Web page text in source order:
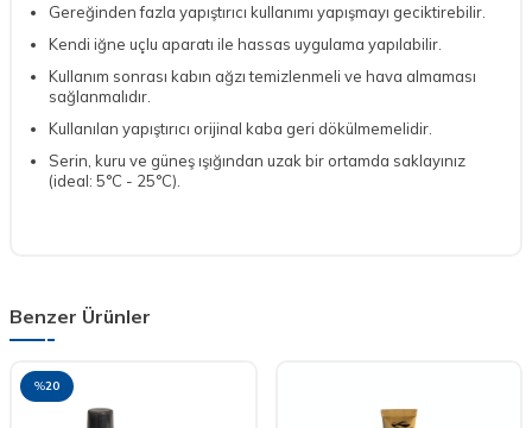
Gereğinden fazla yapıştırıcı kullanımı yapışmayı geciktirebilir.
Kendi iğne uçlu aparatı ile hassas uygulama yapılabilir.
Kullanım sonrası kabın ağzı temizlenmeli ve hava almaması
sağlanmalıdır.
Kullanılan yapıştırıcı orijinal kaba geri dökülmemelidir.
Serin, kuru ve güneş ışığından uzak bir ortamda saklayınız
(ideal: 5°C - 25°C).
Benzer Ürünler
%20